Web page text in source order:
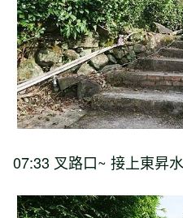
07:33 叉路口~ 接上東昇